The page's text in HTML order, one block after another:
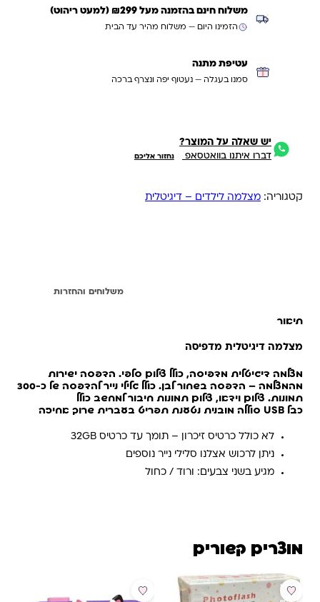
משלוח חינם בהזמנה מעל ₪299 (למעט ריהוט)
הזמינו היום — משלוח מהיר עד הבית
עטיפת מתנה
סמנו בעגלה — נעטוף יפה ונצרף ברכה
יש שאלה על המוצר?
דברו איתנו בוואטסאפ נחזור אליכם
קטגוריה: מצלמה לילדים – דיגיטלית
משלוחים והחזרות
תיאור
מצלמה דיגיטלית מדפיסה
מצלמה דיגיטלית מדפיסה, כולל צילום סלפי. הדפסה ישירות
מהמצלמה – הדפסה בשחור לבן. כולל גלילי נייר להדפסה של כ-300
תמונות. צילום וידאו, צילום תמונות חיבור למחשב כולל
כבל USB סוללה מובנית נטענת תפריט בעברית שרוך אחיזה
לא כולל כרטיס זיכרון – תומך עד כרטיס 32GB
ניתן לרכוש אצלנו סלילי נייר נוספים
מגיע בשני צבעים: ורוד / כחול
מוצרים קשורים
מבצע